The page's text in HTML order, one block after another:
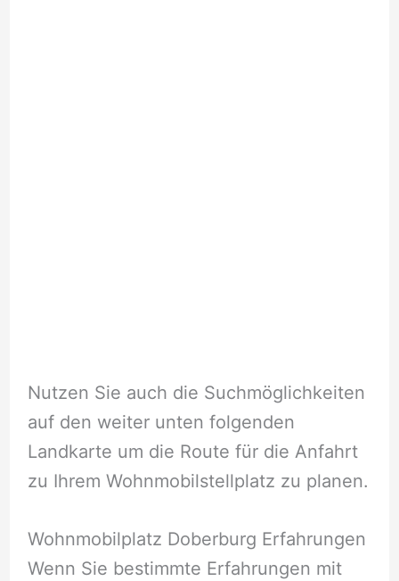
Nutzen Sie auch die Suchmöglichkeiten
auf den weiter unten folgenden
Landkarte um die Route für die Anfahrt
zu Ihrem Wohnmobilstellplatz zu planen.
Wohnmobilplatz Doberburg Erfahrungen
Wenn Sie bestimmte Erfahrungen mit